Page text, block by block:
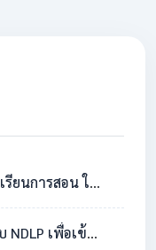
ที่ 31 กรกฎาคม 2569
ช้งาน Chromebook